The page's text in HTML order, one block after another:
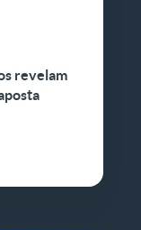
revelam